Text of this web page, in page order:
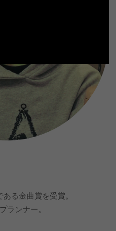
る金曲賞を受賞。
ランナー。